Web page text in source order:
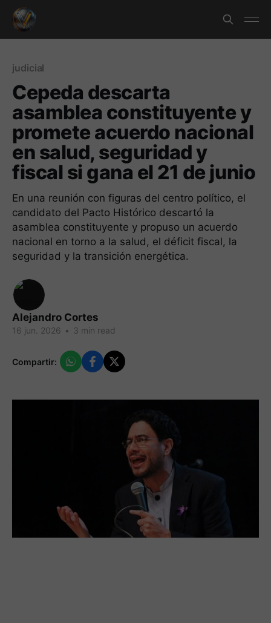
judicial
Cepeda descarta
asamblea constituyente y
promete acuerdo nacional
en salud, seguridad y
fiscal si gana el 21 de junio
En una reunión con figuras del centro político, el
candidato del Pacto Histórico descartó la
asamblea constituyente y propuso un acuerdo
nacional en torno a la salud, el déficit fiscal, la
seguridad y la transición energética.
Alejandro Cortes
16 jun. 2026 • 3 min read
Compartir: